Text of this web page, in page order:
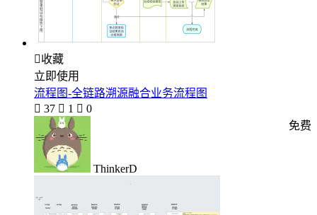
收藏
立即使用
流程图-全链路溯源融合业务流程图
 37  1  0
ThinkerD
免费